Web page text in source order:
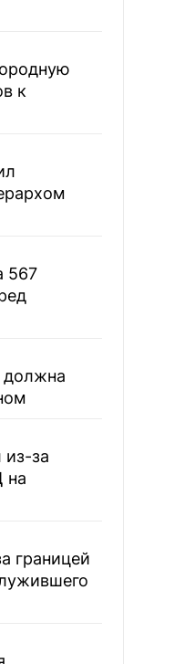
к
567
должна
из-за
на
границей